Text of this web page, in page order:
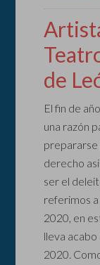
de
El fin de
una razón
prepararse
derecho
ser el
referimos
2020, en
lleva
2020.